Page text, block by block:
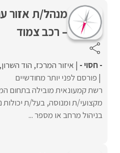
מנהל/ת אזור
– רכב צמוד
- חסוי - איזור המרכז הוד השרון
פורסם לפני יותר מחודשיים
רשת קמעונאית מובילה בתחום
מקצועי/ת ומנוסה, בעל/ת יכולות
בניהול מרחב או מספר ...